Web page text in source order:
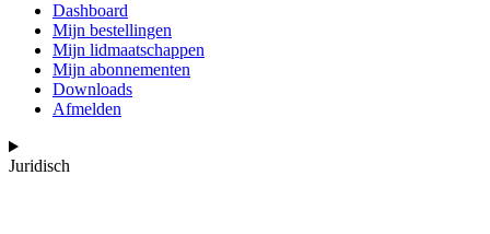
Dashboard
Mijn bestellingen
Mijn lidmaatschappen
Mijn abonnementen
Downloads
Afmelden
Juridisch